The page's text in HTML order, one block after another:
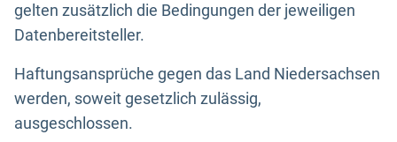
gelten zusätzlich die Bedingungen der jeweiligen
Datenbereitsteller.
Haftungsansprüche gegen das Land Niedersachsen
werden, soweit gesetzlich zulässig,
ausgeschlossen.